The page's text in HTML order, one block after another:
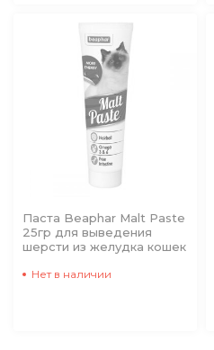
Паста Beaphar Malt Paste
25гр для выведения
шерсти из желудка кошек
Нет в наличии